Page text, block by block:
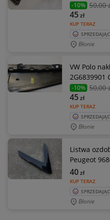
-10% 50,00
KUP TERAZ
45zł
Błonie
VW Polo
2G6839901
-10% 50,00
KUP TERAZ
45zł
Błonie
Listwa
Peugeot
KUP TERAZ
40zł
Błonie